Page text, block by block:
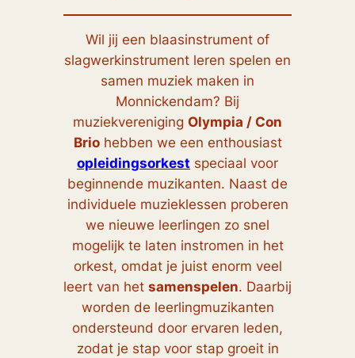
Wil jij een blaasinstrument of
slagwerkinstrument leren spelen en
samen muziek maken in
Monnickendam? Bij
muziekvereniging Olympia / Con
Briohebben we een enthousiast
opleidingsorkest speciaal voor
beginnende muzikanten. Naast de
individuele muzieklessen proberen
we nieuwe leerlingen zo snel
mogelijk te laten instromen in het
orkest, omdat je juist enorm veel
leert van het samenspelen. Daarbij
worden de leerlingmuzikanten
ondersteund door ervaren leden,
zodat je stap voor stap groeit in